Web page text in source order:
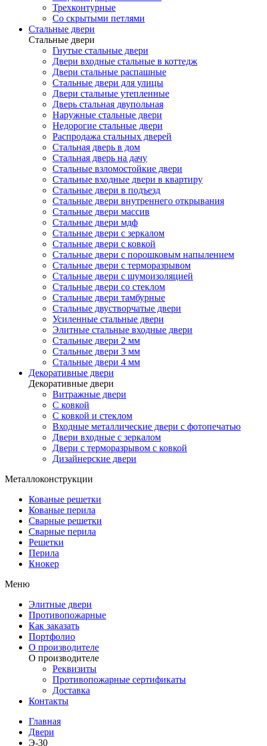
Трехконтурные
Со скрытыми петлями
Стальные двери
Стальные двери
Гнутые стальные двери
Двери входные стальные в коттедж
Двери стальные распашные
Стальные двери для улицы
Двери стальные утепленные
Дверь стальная двупольная
Наружные стальные двери
Недорогие стальные двери
Распродажа стальных дверей
Стальная дверь в дом
Стальная дверь на дачу
Стальные взломостойкие двери
Стальные входные двери в квартиру
Стальные двери в подъезд
Стальные двери внутреннего открывания
Стальные двери массив
Стальные двери мдф
Стальные двери с зеркалом
Стальные двери с ковкой
Стальные двери с порошковым напылением
Стальные двери с терморазрывом
Стальные двери с шумоизоляцией
Стальные двери со стеклом
Стальные двери тамбурные
Стальные двустворчатые двери
Усиленные стальные двери
Элитные стальные входные двери
Стальные двери 2 мм
Стальные двери 3 мм
Стальные двери 4 мм
Декоративные двери
Декоративные двери
Витражные двери
С ковкой
С ковкой и стеклом
Входные металлические двери с фотопечатью
Двери входные с зеркалом
Двери с терморазрывом с ковкой
Дизайнерские двери
Металлоконструкции
Кованые решетки
Кованые перила
Сварные решетки
Сварные перила
Решетки
Перила
Кнокер
Меню
Элитные двери
Противопожарные
Как заказать
Портфолио
О производителе
О производителе
Реквизиты
Противопожарные сертификаты
Доставка
Контакты
Главная
Двери
Э-30